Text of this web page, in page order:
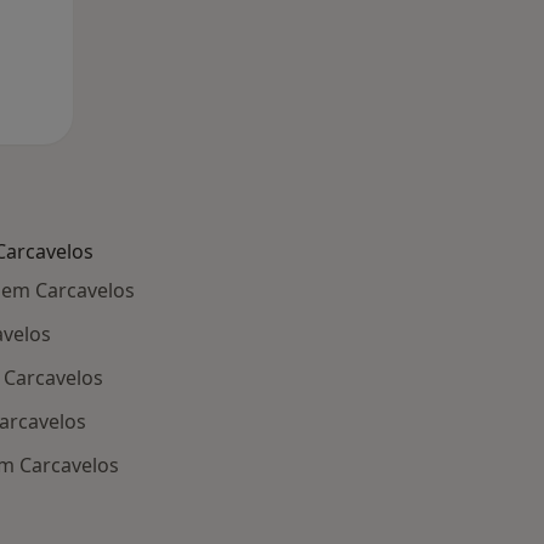
Carcavelos
Carcavelos